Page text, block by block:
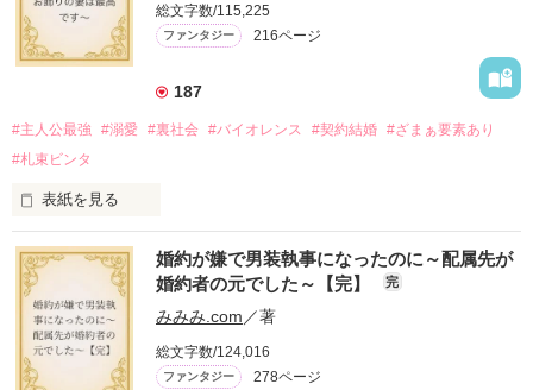
総文字数/115,225
ファンタジー 216ページ
187
#主人公最強 #溺愛 #裏社会 #バイオレンス #契約結婚 #ざまぁ要素あり
#札束ビンタ
表紙を見る
かつては英雄と呼ばれた父は事業で失敗ばかり。
そのせいで極貧生活を送るオリヴィア・ディルムーンは、母が
倒れたことをきっかけに娼婦になり稼ごうと屋敷を飛び出し
た。
娼館（たぶん）の店主は札束でビンタしてくる謎の男。
金と引き換えに雇われたと思いきや……契約結婚だった！？
裏社会を牛耳るロベールは仮面をつけており、謎が多いが幸せ
婚約が嫌で男装執事になったのに～配属先が
婚約者の元でした～【完】
完
みみみ.com ／著
総文字数/124,016
ファンタジー 278ページ